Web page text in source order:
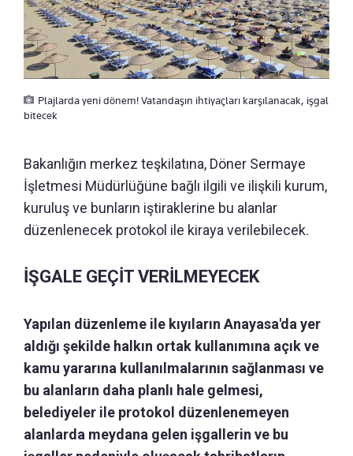
Plajlarda yeni dönem! Vatandaşın ihtiyaçları karşılanacak, işgal
bitecek
Bakanlığın merkez teşkilatına, Döner Sermaye
İşletmesi Müdürlüğüne bağlı ilgili ve ilişkili kurum,
kuruluş ve bunların iştiraklerine bu alanlar
düzenlenecek protokol ile kiraya verilebilecek.
İŞGALE GEÇİT VERİLMEYECEK
Yapılan düzenleme ile kıyıların Anayasa'da yer
aldığı şekilde halkın ortak kullanımına açık ve
kamu yararına kullanılmalarının sağlanması ve
bu alanların daha planlı hale gelmesi,
belediyeler ile protokol düzenlenemeyen
alanlarda meydana gelen işgallerin ve bu